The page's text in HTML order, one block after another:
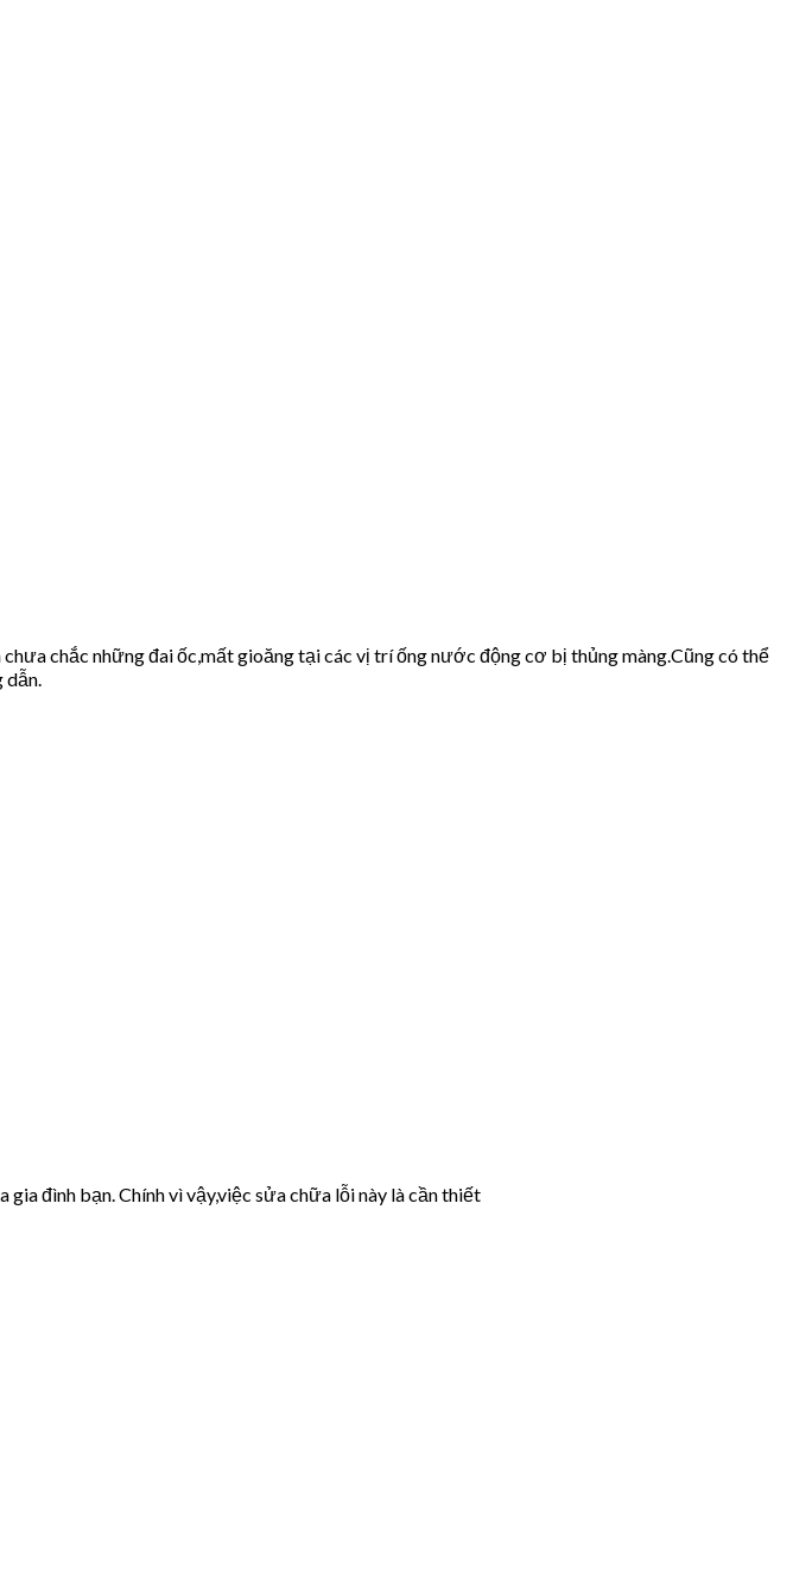
chắc những đai ốc,mất gioăng tại các vị trí ống nước động cơ bị thủng màng.Cũng có thể
dẫn.
đình bạn. Chính vì vậy,việc sửa chữa lỗi này là cần thiết